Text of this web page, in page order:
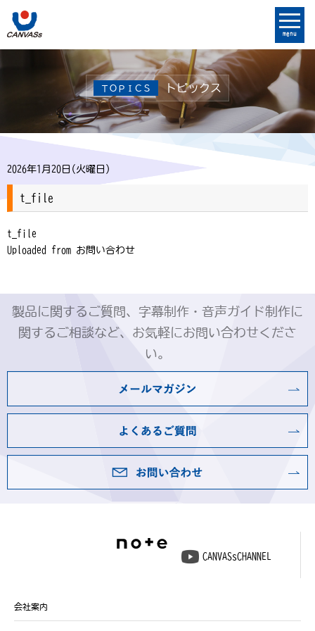
menu
ＴＯＰＩＣＳ トピックス
2026年1月20日(火曜日)
t_file
t_file
Uploaded from お問い合わせ
製品に関するご質問、字幕制作・音声ガイド制作に
関するご相談など、お気軽にお問い合わせくださ
い。
CANVASsCHANNEL
会社案内